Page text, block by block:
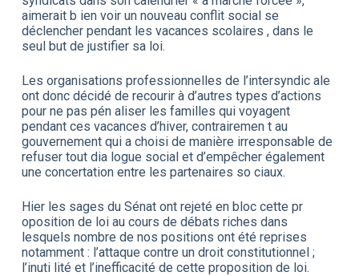
aimerait b ien voir un nouveau conflit social se
déclencher pendant les vacances scolaires , dans le
seul but de justifier sa loi.
Les organisations professionnelles de l’intersyndic ale
ont donc décidé de recourir à d’autres types d’actions
pour ne pas pén aliser les familles qui voyagent
pendant ces vacances d’hiver, contrairemen t au
gouvernement qui a choisi de manière irresponsable de
refuser tout dia logue social et d’empêcher également
une concertation entre les partenaires so ciaux.
Hier les sages du Sénat ont rejeté en bloc cette pr
oposition de loi au cours de débats riches dans
lesquels nombre de nos positions ont été reprises
notamment : l’attaque contre un droit constitutionnel ;
l’inuti lité et l’inefficacité de cette proposition de loi.